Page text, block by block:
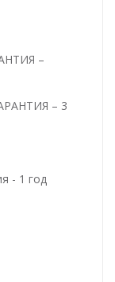
–
– 3
- 1 год